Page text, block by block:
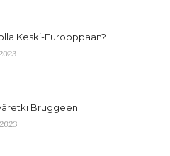
Keski-Eurooppaan?
Bruggeen